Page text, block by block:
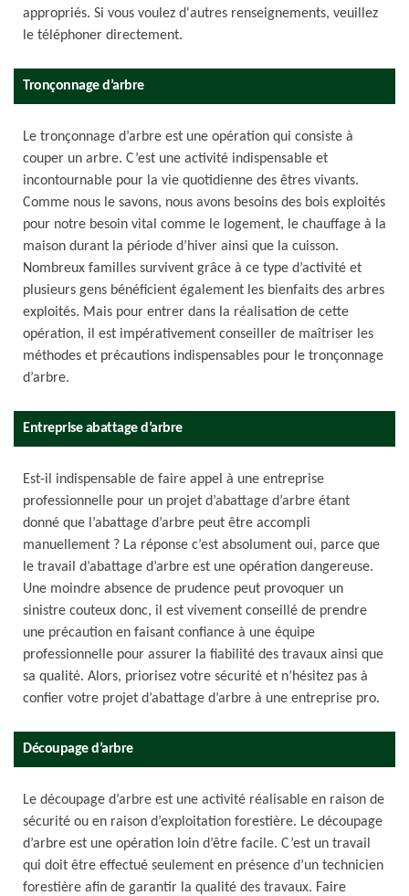
appropriés. Si vous voulez d'autres renseignements, veuillez
le téléphoner directement.
Tronçonnage d’arbre
Le tronçonnage d’arbre est une opération qui consiste à
couper un arbre. C’est une activité indispensable et
incontournable pour la vie quotidienne des êtres vivants.
Comme nous le savons, nous avons besoins des bois exploités
pour notre besoin vital comme le logement, le chauffage à la
maison durant la période d’hiver ainsi que la cuisson.
Nombreux familles survivent grâce à ce type d’activité et
plusieurs gens bénéficient également les bienfaits des arbres
exploités. Mais pour entrer dans la réalisation de cette
opération, il est impérativement conseiller de maîtriser les
méthodes et précautions indispensables pour le tronçonnage
d’arbre.
Entreprise abattage d’arbre
Est-il indispensable de faire appel à une entreprise
professionnelle pour un projet d’abattage d’arbre étant
donné que l’abattage d’arbre peut être accompli
manuellement ? La réponse c’est absolument oui, parce que
le travail d’abattage d’arbre est une opération dangereuse.
Une moindre absence de prudence peut provoquer un
sinistre couteux donc, il est vivement conseillé de prendre
une précaution en faisant confiance à une équipe
professionnelle pour assurer la fiabilité des travaux ainsi que
sa qualité. Alors, priorisez votre sécurité et n’hésitez pas à
confier votre projet d’abattage d’arbre à une entreprise pro.
Découpage d’arbre
Le découpage d’arbre est une activité réalisable en raison de
sécurité ou en raison d’exploitation forestière. Le découpage
d’arbre est une opération loin d’être facile. C’est un travail
qui doit être effectué seulement en présence d’un technicien
forestière afin de garantir la qualité des travaux. Faire